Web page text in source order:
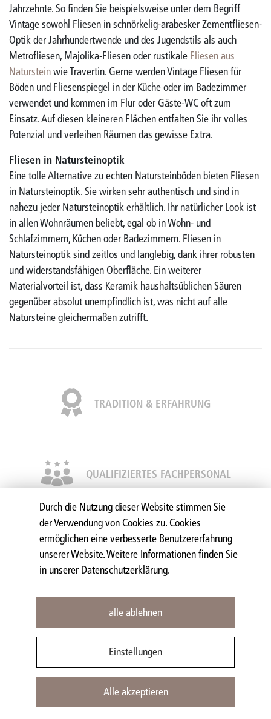
Jahrzehnte. So finden Sie beispielsweise unter dem Begriff
Vintage sowohl Fliesen in schnörkelig-arabesker Zementfliesen-
Optik der Jahrhundertwende und des Jugendstils als auch
Metrofliesen, Majolika-Fliesen oder rustikale Fliesen aus
Naturstein wie Travertin. Gerne werden Vintage Fliesen für
Böden und Fliesenspiegel in der Küche oder im Badezimmer
verwendet und kommen im Flur oder Gäste-WC oft zum
Einsatz. Auf diesen kleineren Flächen entfalten Sie ihr volles
Potenzial und verleihen Räumen das gewisse Extra.
Fliesen in Natursteinoptik
Eine tolle Alternative zu echten Natursteinböden bieten Fliesen
in Natursteinoptik. Sie wirken sehr authentisch und sind in
nahezu jeder Natursteinoptik erhältlich. Ihr natürlicher Look ist
in allen Wohnräumen beliebt, egal ob in Wohn- und
Schlafzimmern, Küchen oder Badezimmern. Fliesen in
Natursteinoptik sind zeitlos und langlebig, dank ihrer robusten
und widerstandsfähigen Oberfläche. Ein weiterer
Materialvorteil ist, dass Keramik haushaltsüblichen Säuren
gegenüber absolut unempfindlich ist, was nicht auf alle
Natursteine gleichermaßen zutrifft.
TRADITION & ERFAHRUNG
QUALIFIZIERTES FACHPERSONAL
AUSFÜHRUNGS- & MATERIALVIELFALT
KONTAKT & ANFAHRT
+49 (0) 7642-49761-0
mail@dinger-stone.com
Durch die Nutzung dieser Website stimmen Sie
der Verwendung von Cookies zu. Cookies
ermöglichen eine verbesserte Benutzererfahrung
unserer Website. Weitere Informationen finden Sie
in unserer Datenschutzerklärung.
alle ablehnen
Einstellungen
Alle akzeptieren